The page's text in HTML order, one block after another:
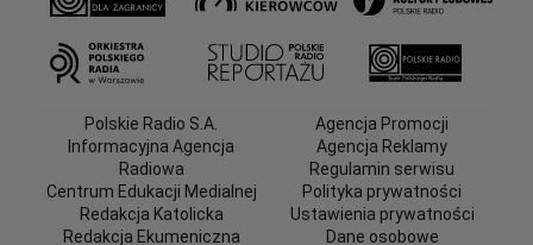
Polskie Radio S.A.
Informacyjna Agencja
Radiowa
Centrum Edukacji Medialnej
Redakcja Katolicka
Redakcja Ekumeniczna
Agencja Promocji
Agencja Reklamy
Regulamin serwisu
Polityka prywatności
Ustawienia prywatności
Dane osobowe